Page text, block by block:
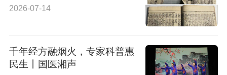
2026-07-14
千年经方融烟火，专家科普惠
民生丨国医湘声